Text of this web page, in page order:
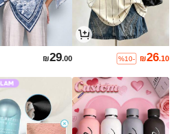
₪26.10
%10-
₪29.00